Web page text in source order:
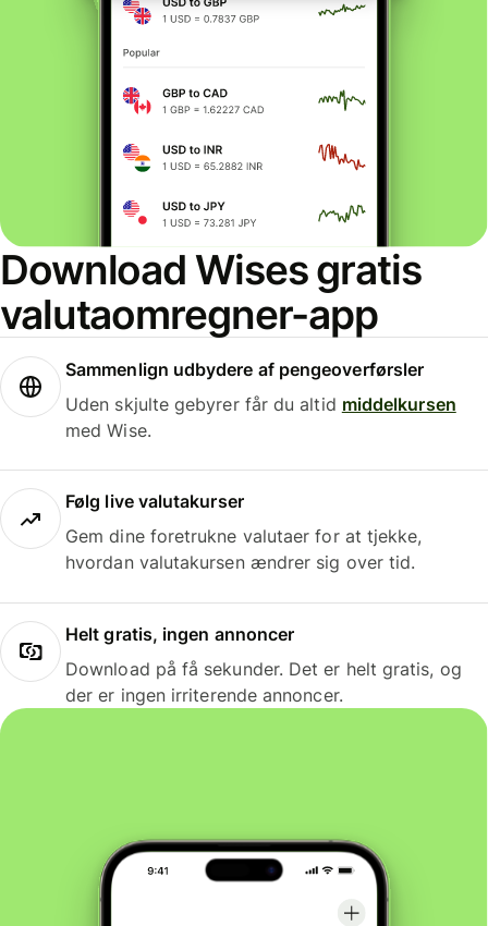
Download Wises gratis
valutaomregner-app
Sammenlign udbydere af pengeoverførsler
Uden skjulte gebyrer får du altid middelkursen
med Wise.
Følg live valutakurser
Gem dine foretrukne valutaer for at tjekke,
hvordan valutakursen ændrer sig over tid.
Helt gratis, ingen annoncer
Download på få sekunder. Det er helt gratis, og
der er ingen irriterende annoncer.